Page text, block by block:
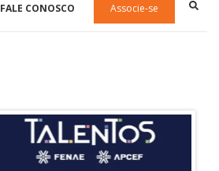
FALE CONOSCO Associe-se